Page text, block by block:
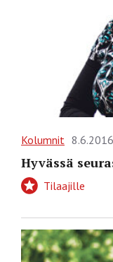
Kolumnit 8.6.2016
Hyvässä
Tilaajille